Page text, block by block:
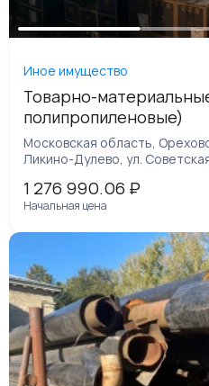
Иное имущество
Товарно-
полипропиленовые)
Московская область,
Ликино-Дулево, ул.
1 276 990.06 ₽
Начальная цена